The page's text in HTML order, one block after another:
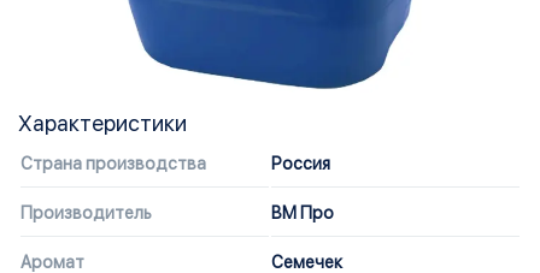
Характеристики
Страна производства Россия
Производитель ВМ Про
Аромат Семечек